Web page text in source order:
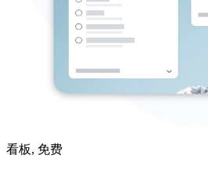
看板, 免费